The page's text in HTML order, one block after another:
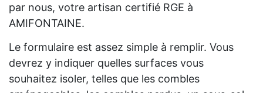
par nous, votre artisan certifié RGE à
AMIFONTAINE.
Le formulaire est assez simple à remplir. Vous
devrez y indiquer quelles surfaces vous
souhaitez isoler, telles que les combles